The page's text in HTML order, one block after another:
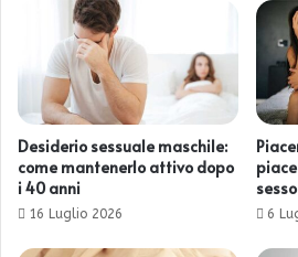
Desiderio sessuale maschile:
come mantenerlo attivo dopo
i 40 anni
16 Luglio 2026
sesso
6